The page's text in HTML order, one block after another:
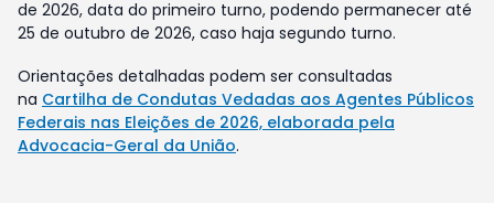
de 2026, data do primeiro turno, podendo permanecer até
25 de outubro de 2026, caso haja segundo turno.
Orientações detalhadas podem ser consultadas
na Cartilha de Condutas Vedadas aos Agentes Públicos
Federais nas Eleições de 2026, elaborada pela
Advocacia-Geral da União.